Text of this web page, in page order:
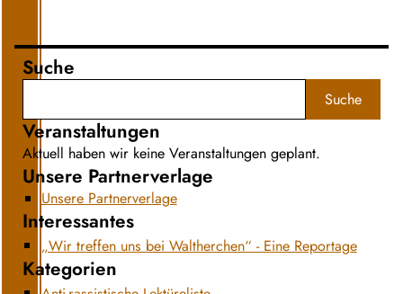
Suche
Suche
Veranstaltungen
Aktuell haben wir keine Veranstaltungen geplant.
Unsere Partnerverlage
Unsere Partnerverlage
Interessantes
„Wir treffen uns bei Waltherchen“ - Eine Reportage
Kategorien